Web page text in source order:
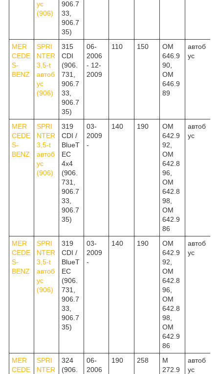
ус
(906)
906.7
33,
906.7
35)
MER
CEDE
S-
BENZ
SPRI
NTER
3,5-t
автоб
ус
(906)
315
CDI
(906.
731,
906.7
33,
906.7
35)
06-
2006
- 12-
2009
110 150
OM
646.9
90,
OM
646.9
89
автоб
ус
MER
CEDE
S-
BENZ
SPRI
NTER
3,5-t
автоб
ус
(906)
319
CDI /
BlueT
EC
4x4
(906.
731,
906.7
33,
906.7
35)
03-
2009
-
140 190
OM
642.9
92,
OM
642.8
96,
OM
642.8
98,
OM
642.9
86
автоб
ус
MER
CEDE
S-
BENZ
SPRI
NTER
3,5-t
автоб
ус
(906)
319
CDI /
BlueT
EC
(906.
731,
906.7
33,
906.7
35)
03-
2009
-
140 190
OM
642.9
92,
OM
642.8
96,
OM
642.8
98,
OM
642.9
86
автоб
ус
MER
CEDE
SPRI
NTER
324
(906.
06-
2006
190 258
M
272.9
автоб
ус